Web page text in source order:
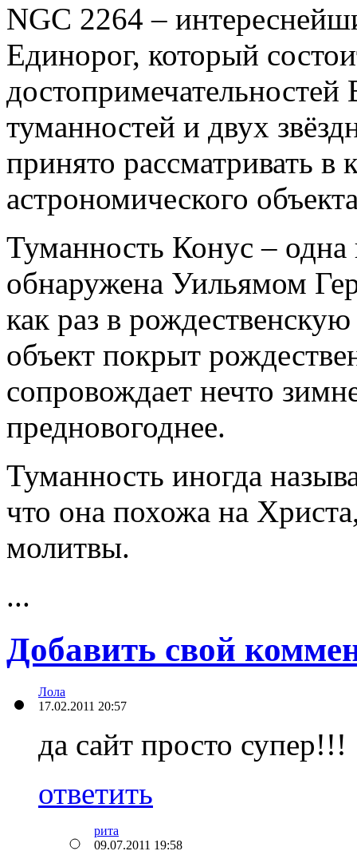
NGC 2264 –
Единорог, который
туманностей и двух
принято рассматривать в
астрономического
Туманность Конус –
обнаружена Уильямом
как раз в
объект покрыт
сопровождает нечто
предновогоднее.
Туманность иногда
что она похожа на
молитвы.
...
Добавить свой
Лола
17.02.2011 20:57
да сайт просто супер!!!
ответить
рита
09.07.2011 19:58